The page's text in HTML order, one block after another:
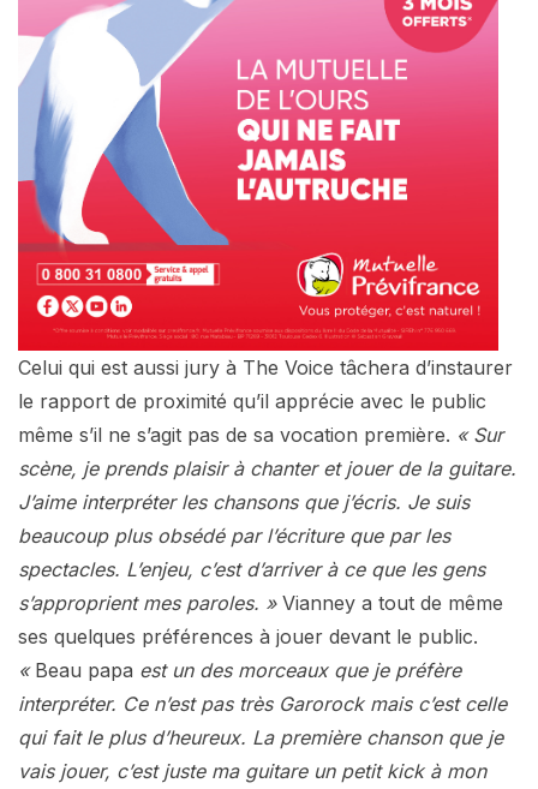
Celui qui est aussi jury à The Voice tâchera d’instaurer
le rapport de proximité qu’il apprécie avec le public
même s’il ne s’agit pas de sa vocation première. « Sur
scène, je prends plaisir à chanter et jouer de la guitare.
J’aime interpréter les chansons que j’écris. Je suis
beaucoup plus obsédé par l’écriture que par les
spectacles. L’enjeu, c’est d’arriver à ce que les gens
s’approprient mes paroles. »Vianney a tout de même
ses quelques préférences à jouer devant le public.
« Beau papa est un des morceaux que je préfère
interpréter. Ce n’est pas très Garorock mais c’est celle
qui fait le plus d’heureux. La première chanson que je
vais jouer, c’est juste ma guitare un petit kick à mon